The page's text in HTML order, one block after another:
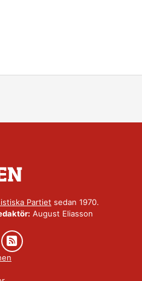
Partiet sedan 1970.
August Eliasson